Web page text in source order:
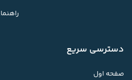
دسترسی سریع
صفحه اول